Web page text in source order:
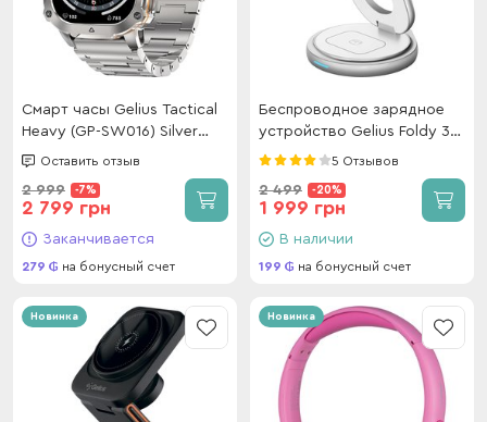
Смарт часы Gelius Tactical
Heavy (GP-SW016) Silver
Titan
Оставить отзыв
2 999 -7%
2 799 грн
Заканчивается
279 на бонусный счет
Беспроводное зарядное
устройство Gelius Foldy 3в1
15W GP-WC011 White
5 Отзывов
2 499 -20%
1 999 грн
В наличии
199 на бонусный счет
Новинка Новинка